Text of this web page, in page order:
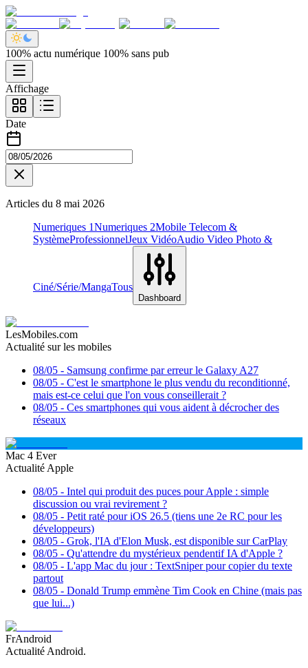
100% actu numérique 100% sans pub
Affichage
Date
Articles du 8 mai 2026
Numeriques 1Numeriques 2Mobile Telecom &
SystèmeProfessionnelJeux VidéoAudio Video Photo &
Ciné/Série/MangaTous
Dashboard
LesMobiles.com
Actualité sur les mobiles
08/05 - Samsung confirme par erreur le Galaxy A27
08/05 - C'est le smartphone le plus vendu du reconditionné,
mais est-ce celui que l'on vous conseillerait ?
08/05 - Ces smartphones qui vous aident à décrocher des
réseaux
Mac 4 Ever
Actualité Apple
08/05 - Intel qui produit des puces pour Apple : simple
discussion ou vrai revirement ?
08/05 - Petit raté pour iOS 26.5 (tiens une 2e RC pour les
développeurs)
08/05 - Grok, l'IA d'Elon Musk, est disponible sur CarPlay
08/05 - Qu'attendre du mystérieux pendentif IA d'Apple ?
08/05 - L'app Mac du jour : TextSniper pour copier du texte
partout
08/05 - Donald Trump emmène Tim Cook en Chine (mais pas
que lui...)
FrAndroid
Actualité Android.